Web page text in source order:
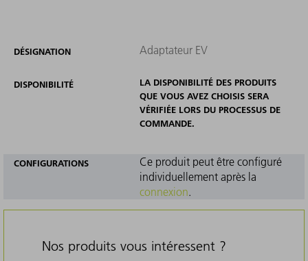
DÉSIGNATION Adaptateur EV
DISPONIBILITÉ
LA DISPONIBILITÉ DES PRODUITS
QUE VOUS AVEZ CHOISIS SERA
VÉRIFIÉE LORS DU PROCESSUS DE
COMMANDE.
CONFIGURATIONS
Ce produit peut être configuré
individuellement après la
connexion.
Nos produits vous intéressent ?